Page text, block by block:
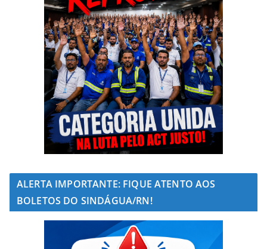
ALERTA IMPORTANTE: FIQUE ATENTO AOS
BOLETOS DO SINDÁGUA/RN!